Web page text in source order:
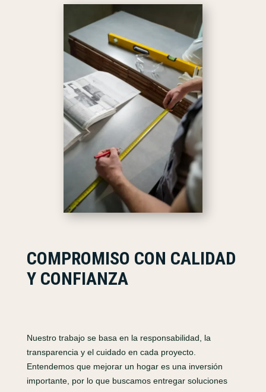
COMPROMISO CON CALIDAD
Y CONFIANZA
Nuestro trabajo se basa en la responsabilidad, la
transparencia y el cuidado en cada proyecto.
Entendemos que mejorar un hogar es una inversión
importante, por lo que buscamos entregar soluciones